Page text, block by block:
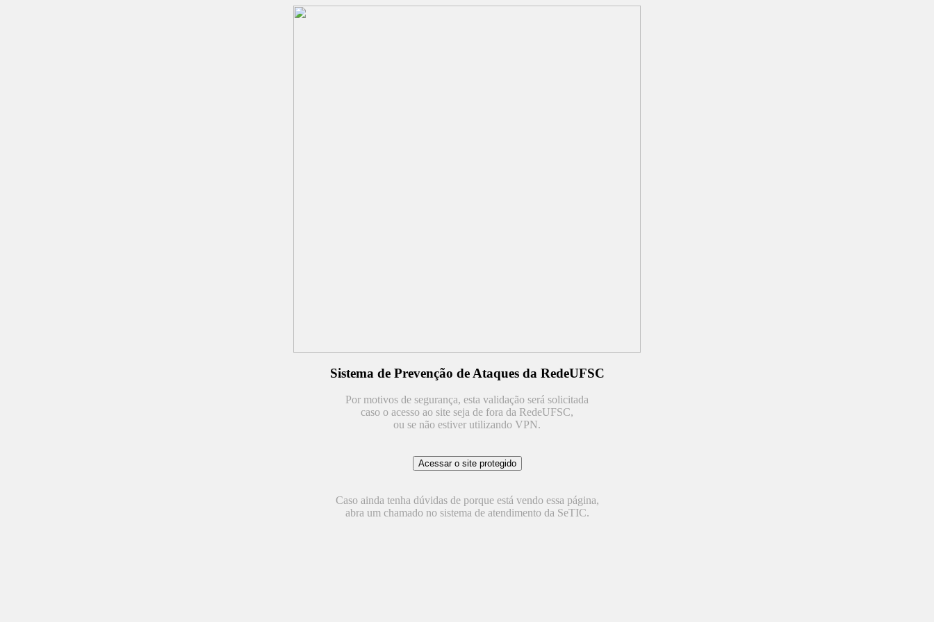
Sistema de Prevenção de Ataques da RedeUFSC
Por motivos de segurança, esta validação será solicitada
caso o acesso ao site seja de fora da RedeUFSC,
ou se não estiver utilizando VPN.
Caso ainda tenha dúvidas de porque está vendo essa página,
abra um chamado no sistema de atendimento da SeTIC.